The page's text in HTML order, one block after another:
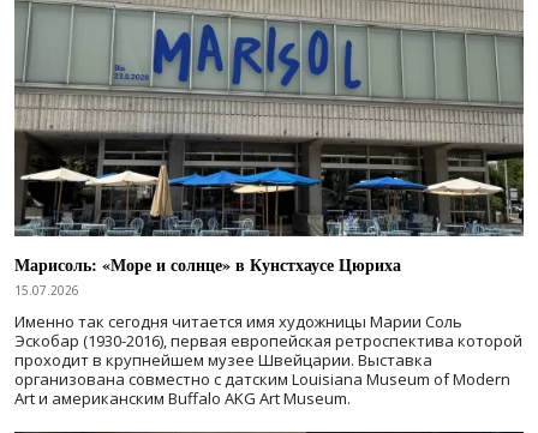
Марисоль: «Море и солнце» в Кунстхаусе Цюриха
15.07.2026
Именно так сегодня читается имя художницы Марии Соль
Эскобар (1930-2016), первая европейская ретроспектива которой
проходит в крупнейшем музее Швейцарии. Выставка
организована совместно с датским Louisiana Museum of Modern
Art и американским Buffalo AKG Art Museum.